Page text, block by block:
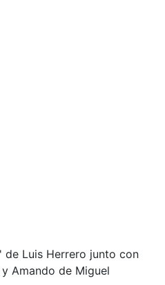
de Luis Herrero junto con
Amando de Miguel